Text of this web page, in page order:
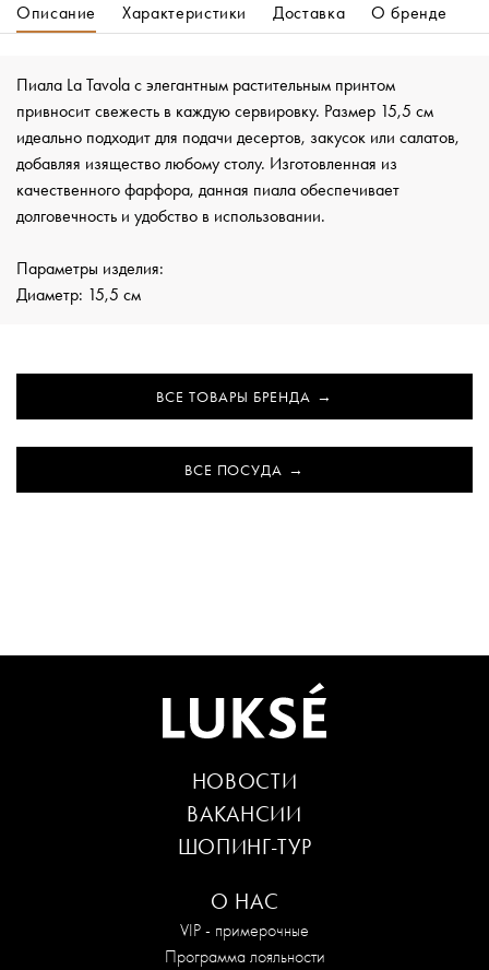
Описание
Характеристики Доставка О бренде
Пиала La Tavola с элегантным растительным принтом
привносит свежесть в каждую сервировку. Размер 15,5 см
идеально подходит для подачи десертов, закусок или салатов,
добавляя изящество любому столу. Изготовленная из
качественного фарфора, данная пиала обеспечивает
долговечность и удобство в использовании.
Параметры изделия:
Диаметр: 15,5 см
ВСЕ ТОВАРЫ БРЕНДА
ВСЕ ПОСУДА
О НАС
VIP - примерочные
Программа лояльности
НОВОСТИ
ВАКАНСИИ
ШОПИНГ-ТУР